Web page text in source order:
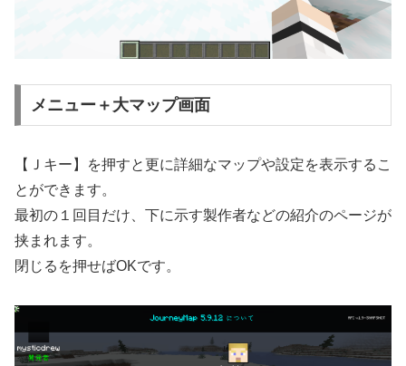
メニュー＋大マップ画面
【Ｊキー】を押すと更に詳細なマップや設定を表示するこ
とができます。
最初の１回目だけ、下に示す製作者などの紹介のページが
挟まれます。
閉じるを押せばOKです。